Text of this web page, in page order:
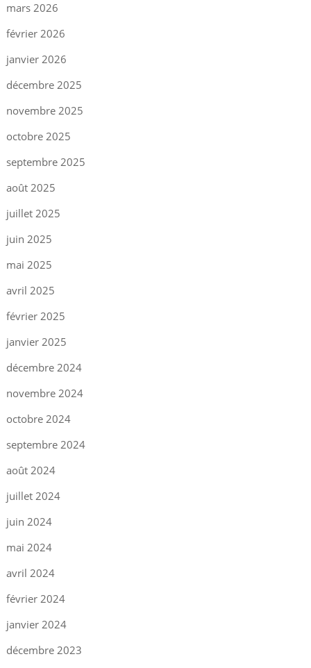
mars 2026
février 2026
janvier 2026
décembre 2025
novembre 2025
octobre 2025
septembre 2025
août 2025
juillet 2025
juin 2025
mai 2025
avril 2025
février 2025
janvier 2025
décembre 2024
novembre 2024
octobre 2024
septembre 2024
août 2024
juillet 2024
juin 2024
mai 2024
avril 2024
février 2024
janvier 2024
décembre 2023